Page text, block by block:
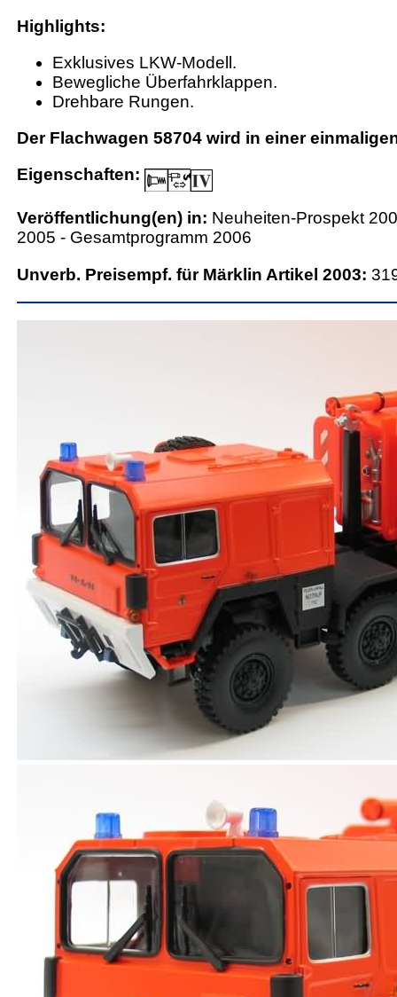
Highlights:
Exklusives LKW-Modell.
Bewegliche Überfahrklappen.
Drehbare Rungen.
Der Flachwagen 58704 wird in einer
Eigenschaften:
Veröffentlichung(en) in: Neuheiten-Prospekt
2005 - Gesamtprogramm 2006
Unverb. Preisempf. für Märklin Artikel 2003: